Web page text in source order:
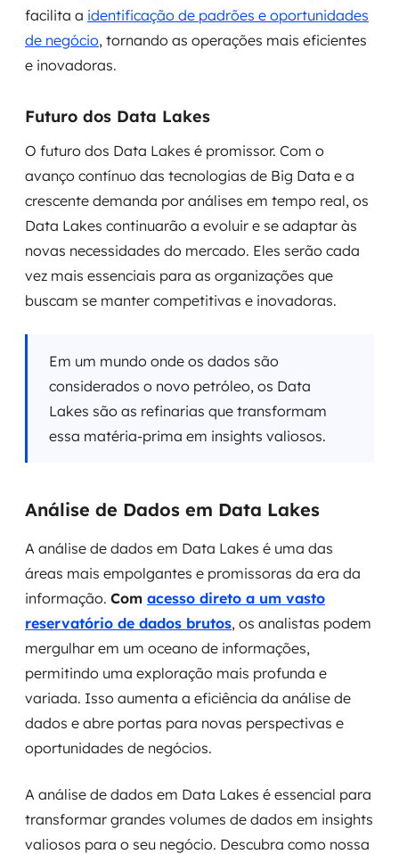
facilita a identificação de padrões e oportunidades
de negócio, tornando as operações mais eficientes
e inovadoras.
Futuro dos Data Lakes
O futuro dos Data Lakes é promissor. Com o
avanço contínuo das tecnologias de Big Data e a
crescente demanda por análises em tempo real, os
Data Lakes continuarão a evoluir e se adaptar às
novas necessidades do mercado. Eles serão cada
vez mais essenciais para as organizações que
buscam se manter competitivas e inovadoras.
Em um mundo onde os dados são
considerados o novo petróleo, os Data
Lakes são as refinarias que transformam
essa matéria-prima em insights valiosos.
Análise de Dados em Data Lakes
A análise de dados em Data Lakes é uma das
áreas mais empolgantes e promissoras da era da
informação. Com acesso direto a um vasto
reservatório de dados brutos, os analistas podem
mergulhar em um oceano de informações,
permitindo uma exploração mais profunda e
variada. Isso aumenta a eficiência da análise de
dados e abre portas para novas perspectivas e
oportunidades de negócios.
A análise de dados em Data Lakes é essencial para
transformar grandes volumes de dados em insights
valiosos para o seu negócio. Descubra como nossa